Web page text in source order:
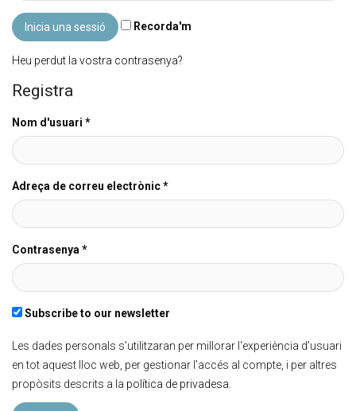
Recorda'm
Heu perdut la vostra contrasenya?
Registra
Nom d'usuari *
Adreça de correu electrònic*
Contrasenya *
Subscribe to our newsletter
Les dades personals s'utilitzaran per millorar l'experiència d'usuari
en tot aquest lloc web, per gestionar l'accés al compte, i per altres
propòsits descrits a la política de privadesa